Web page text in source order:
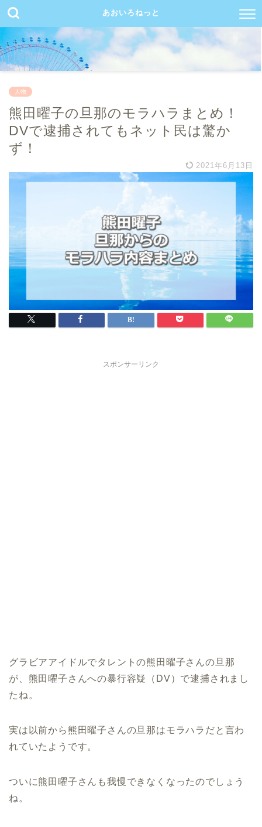
あおいろねっと
人物
熊田曜子の旦那のモラハラまとめ！
DVで逮捕されてもネット民は驚か
ず！
2021年6月13日
スポンサーリンク
グラビアアイドルでタレントの熊田曜子さんの旦那
が、熊田曜子さんへの暴行容疑（DV）で逮捕されまし
たね。
実は以前から熊田曜子さんの旦那はモラハラだと言わ
れていたようです。
ついに熊田曜子さんも我慢できなくなったのでしょう
ね。